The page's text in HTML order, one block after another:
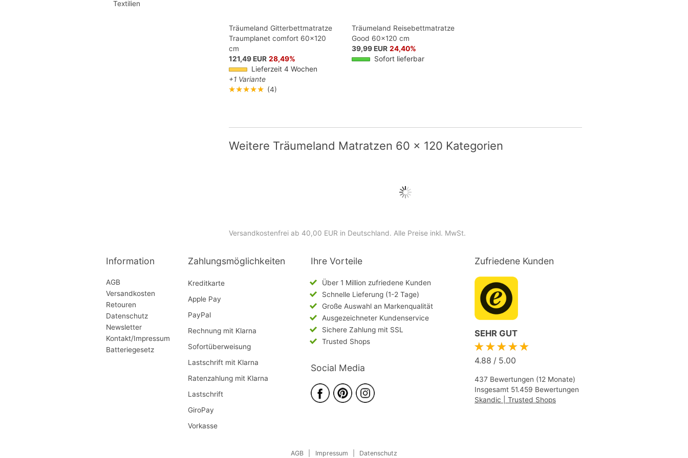
Textilien
Träumeland Gitterbettmatratze
Traumplanet comfort 60x120
cm
121,49 EUR 28,49%
Lieferzeit 4 Wochen
+1 Variante
★★★★★ (4)
Träumeland Reisebettmatratze
Good 60x120 cm
39,99 EUR 24,40%
Sofort lieferbar
Weitere Träumeland Matratzen 60 x 120 Kategorien
Versandkostenfrei ab 40,00 EUR in Deutschland. Alle Preise inkl. MwSt.
Information
AGB
Versandkosten
Retouren
Datenschutz
Newsletter
Kontakt/Impressum
Batteriegesetz
Zahlungsmöglichkeiten
Kreditkarte
Apple Pay
PayPal
Rechnung mit Klarna
Sofortüberweisung
Lastschrift mit Klarna
Ratenzahlung mit Klarna
Lastschrift
GiroPay
Vorkasse
Ihre Vorteile
Über 1 Million zufriedene Kunden
Schnelle Lieferung (1-2 Tage)
Große Auswahl an Markenqualität
Ausgezeichneter Kundenservice
Sichere Zahlung mit SSL
Trusted Shops
Social Media
Zufriedene Kunden
SEHR GUT
★★★★★
4.88 / 5.00
437 Bewertungen (12 Monate)
Insgesamt 51.459 Bewertungen
Skandic | Trusted Shops
AGB Impressum Datenschutz